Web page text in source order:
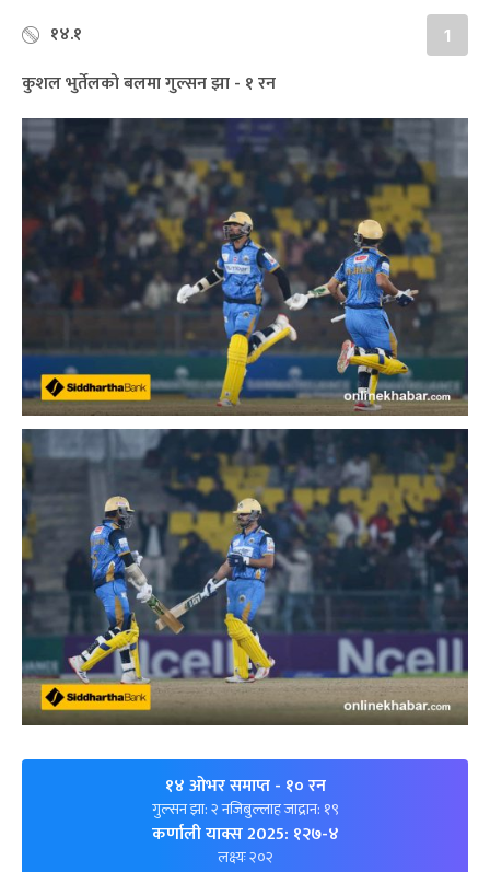
१४.१ 1
कुशल भुर्तेलको बलमा गुल्सन झा - १ रन
१४ ओभर समाप्त- १० रन
गुल्सन झा: २ नजिबुल्लाह जाद्रान: १९
कर्णाली याक्स 2025: १२७-४
लक्ष्यः २०२